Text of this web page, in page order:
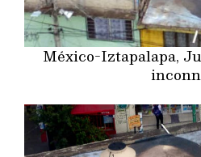
México-Iztapalapa,